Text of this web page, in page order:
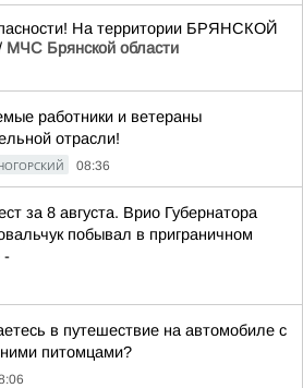
На территории БРЯНСКОЙ
МЧС Брянской области
работники и ветераны
отрасли!
08:36
за 8 августа. Врио Губернатора
побывал в приграничном
-
в путешествие на автомобиле с
питомцами?